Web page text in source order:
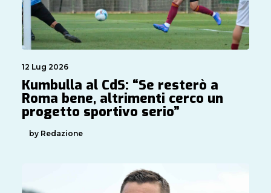
12 Lug 2026
Kumbulla al CdS: “Se resterò a
Roma bene, altrimenti cerco un
progetto sportivo serio”
by Redazione